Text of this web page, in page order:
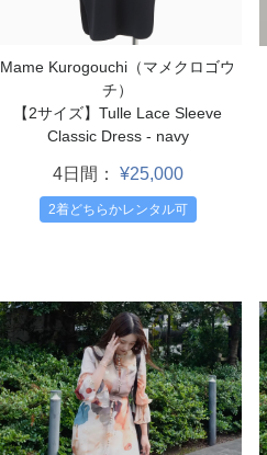
Mame Kurogouchi（マメクロゴウ
チ）
【2サイズ】Tulle Lace Sleeve
Classic Dress - navy
4日間： ¥25,000
2着どちらかレンタル可